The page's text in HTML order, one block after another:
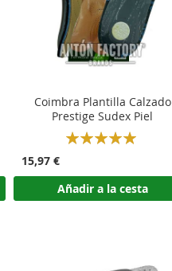
Coimbra Plantilla Calzado
Prestige Sudex Piel
Rating:
15,97 €
Añadir a la cesta